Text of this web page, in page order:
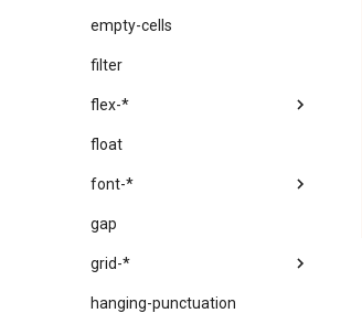
empty-cells
filter
flex-*
float
font-*
gap
grid-*
hanging-punctuation